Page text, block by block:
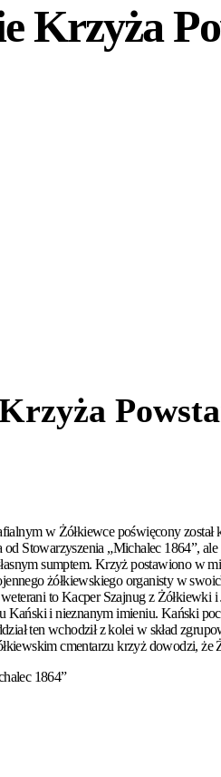
Krzyża
w Żółkiewce poświęcony
od Stowarzyszenia „Michalec 1864”,
sumptem. Krzyż postawiono w
żółkiewskiego organisty w
to KacperSzajnugz Żółkiewki i
i nieznanym imieniu. Kański
ten wchodził z kolei w skład
cmentarzu krzyż dowodzi,
1864”